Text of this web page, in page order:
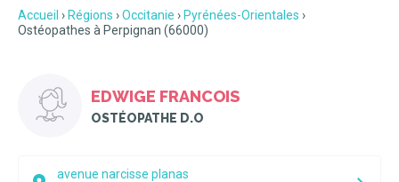
Accueil Régions Occitanie
Pyrénées-Orientales
Ostéopathes à Perpignan (66000)
EDWIGE FRANCOIS
OSTÉOPATHE D.O
avenue narcisse planas